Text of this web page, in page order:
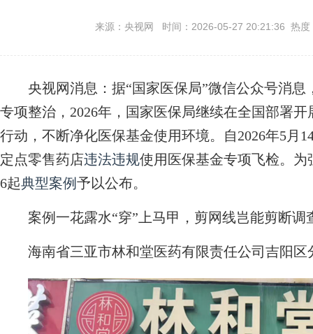
来源：央视网 时间：2026-05-27 20:21:36 热
央视网消息：据“国家医保局”微信公众号消息
专项整治，2026年，国家医保局继续在全国部署
行动，不断净化医保基金使用环境。自2026年5月
定点零售药店违法违规使用医保基金专项飞检。
6起典型案例予以公布。
案例一花露水“穿”上马甲，剪网线岂能剪断调
海南省三亚市林和堂医药有限责任公司吉阳区